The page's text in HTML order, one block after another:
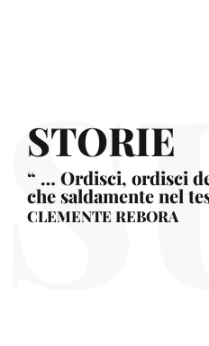
STORIE
“ … Ordisci, ordisci
che saldamente nel
CLEMENTE REBORA